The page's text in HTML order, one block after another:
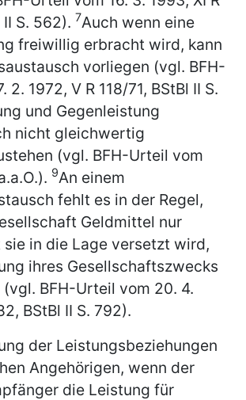
S. 562). 7Auch wenn eine
freiwillig erbracht wird, kann
vorliegen (vgl. BFH-
2. 1972, V R 118/71, BStBl II S.
und Gegenleistung
nicht gleichwertig
(vgl. BFH-Urteil vom
9An einem
fehlt es in der Regel,
Geldmittel nur
in die Lage versetzt wird,
ihres Gesellschaftszwecks
BFH-Urteil vom 20. 4.
BStBl II S. 792).
der Leistungsbeziehungen
Angehörigen, wenn der
die Leistung für